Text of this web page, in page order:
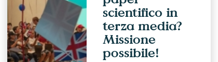
scientifico in
terza media?
Missione
possibile!